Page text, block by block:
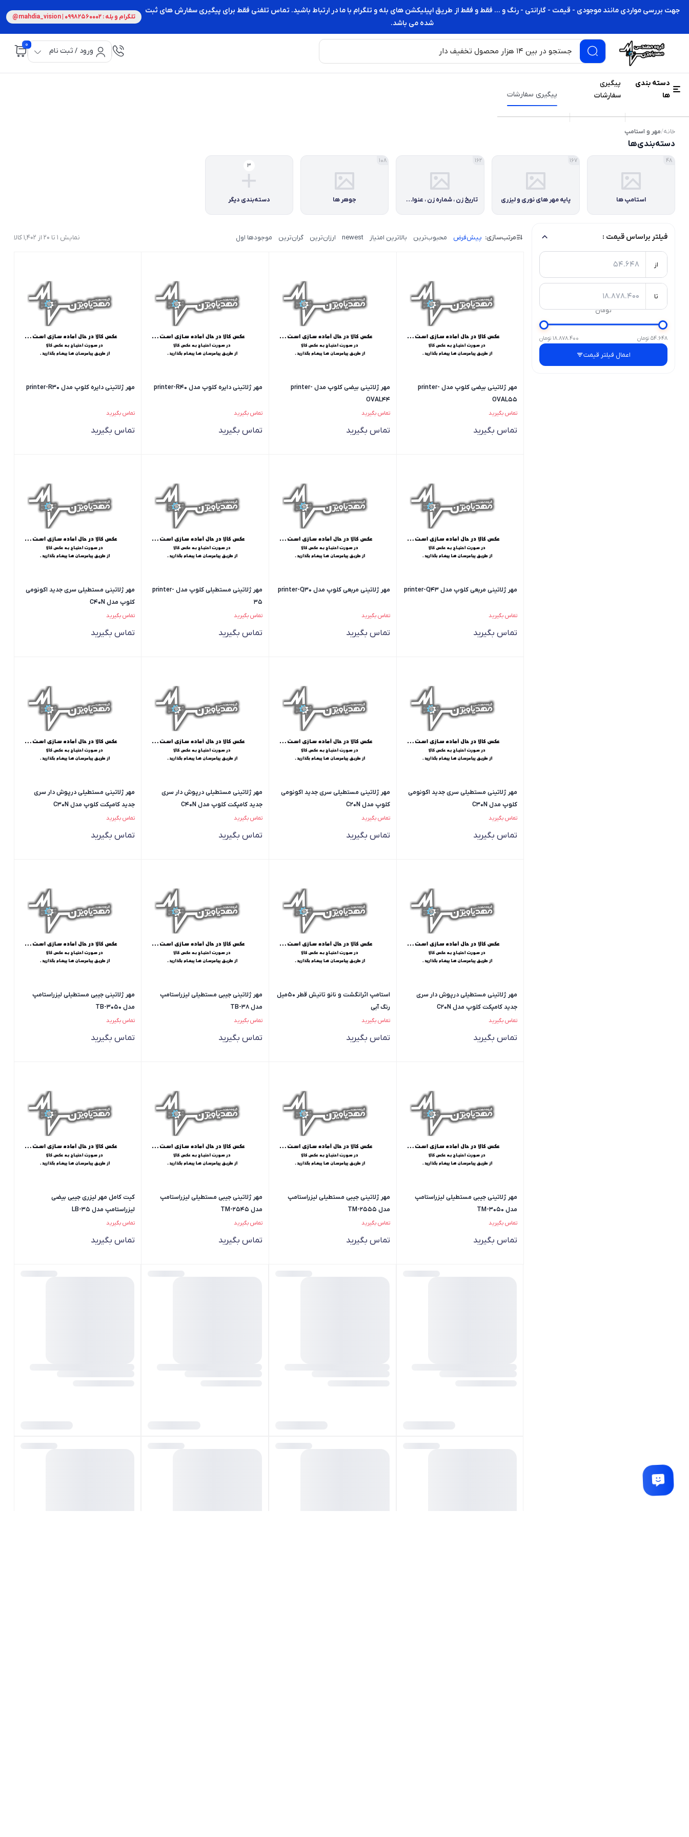
جهت بررسی مواردی مانند موجودی - قیمت - گارانتی - رنگ و ... فقط و فقط از طریق اپیلیکشن های بله و تلگرام با ما در ارتباط باشید. تماس تلفنی فقط برای پیگیری سفارش های ثبت
شده می باشد.
تلگرام و بله : 09982560002 | mahdia_vision@
ورود / ثبت نام
0
دسته بندی
ها
پیگیری
سفارشات
پیگیری سفارشات
خانه/مهر و استامپ
دسته‌بندی‌ها
48
استامپ ها
167
پایه مهر های نوری و لیزری
162
تاریخ زن ، شماره زن ، عنوان زن
108
جوهر ها دسته‌بندی دیگر
3
فیلتر براساس قیمت :
از
تا
تومان
54.648 تومان 18.878.400 تومان
اعمال فیلتر قیمت
مرتب‌سازی: پیش‌فرض محبوب‌ترین بالاترین امتیاز newest ارزان‌ترین گران‌ترین موجودها اول نمایش 1 تا 20 از 1,402 کالا
مهر ژلاتینی بیضی کلوپ مدل printer-
OVAL55
تماس بگیرید
تماس بگیرید
مهر ژلاتینی بیضی کلوپ مدل printer-
OVAL44
تماس بگیرید
تماس بگیرید
مهر ژلاتینی دایره کلوپ مدل printer-R40
تماس بگیرید
تماس بگیرید
مهر ژلاتینی دایره کلوپ مدل printer-R30
تماس بگیرید
تماس بگیرید
مهر ژلاتینی مربعی کلوپ مدل printer-Q43
تماس بگیرید
تماس بگیرید
مهر ژلاتینی مربعی کلوپ مدل printer-Q30
تماس بگیرید
تماس بگیرید
مهر ژلاتینی مستطیلی کلوپ مدل printer-
35
تماس بگیرید
تماس بگیرید
مهر ژلاتینی مستطیلی سری جدید اکونومی
کلوپ مدل C40N
تماس بگیرید
تماس بگیرید
مهر ژلاتینی مستطیلی سری جدید اکونومی
کلوپ مدل C30N
تماس بگیرید
تماس بگیرید
مهر ژلاتینی مستطیلی سری جدید اکونومی
کلوپ مدل C20N
تماس بگیرید
تماس بگیرید
مهر ژلاتینی مستطیلی درپوش دار سری
جدید کامپکت کلوپ مدل C40N
تماس بگیرید
تماس بگیرید
مهر ژلاتینی مستطیلی درپوش دار سری
جدید کامپکت کلوپ مدل C30N
تماس بگیرید
تماس بگیرید
مهر ژلاتینی مستطیلی درپوش دار سری
جدید کامپکت کلوپ مدل C20N
تماس بگیرید
تماس بگیرید
استامپ اثرانگشت و نانو تانیش قطر 50میل
رنگ آبی
تماس بگیرید
تماس بگیرید
مهر ژلاتینی جیبی مستطیلی لیزراستامپ
مدل TB-38
تماس بگیرید
تماس بگیرید
مهر ژلاتینی جیبی مستطیلی لیزراستامپ
مدل TB-3050
تماس بگیرید
تماس بگیرید
مهر ژلاتینی جیبی مستطیلی لیزراستامپ
مدل TM-3050
تماس بگیرید
تماس بگیرید
مهر ژلاتینی جیبی مستطیلی لیزراستامپ
مدل TM-2555
تماس بگیرید
تماس بگیرید
مهر ژلاتینی جیبی مستطیلی لیزراستامپ
مدل TM-2545
تماس بگیرید
تماس بگیرید
کیت کامل مهر لیزری جیبی بیضی
لیزراستامپ مدل LB-35
تماس بگیرید
تماس بگیرید